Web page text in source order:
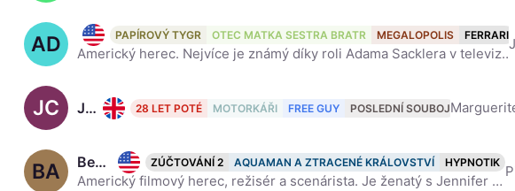
AD Adam Driver, 42
PAPÍROVÝ TYGR OTEC MATKA SESTRA BRATR MEGALOPOLIS FERRARI
Americký herec. Nejvíce je známý díky roli Adama Sacklera v televizním seriálu stanice HBO s názvem Girls, taktéž má ztvárnit roli Kyla Rena v 7. filmu ságy: Star Wars: Síla se probouzí. Wikipedia
JC Jodie Comer, 33 28 LET POTÉ MOTORKÁŘI FREE GUY POSLEDNÍ SOUBOJ
BA Ben Affleck, 53 ZÚČTOVÁNÍ 2 AQUAMAN A ZTRACENÉ KRÁLOVSTVÍ HYPNOTIK
Americký filmový herec, režisér a scenárista. Je ženatý s Jennifer Garnerovou, se kterou má dcery Violet Anne a Seraphinu Rose Elizabeth a syna Samuela. Je znám svými výrazně levicovými názory. V roce